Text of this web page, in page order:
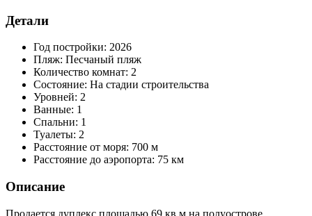
Детали
Год постройки: 2026
Пляж: Песчаный пляж
Количество комнат: 2
Состояние: На стадии строительства
Уровней: 2
Ванные: 1
Спальни: 1
Туалеты: 2
Расстояние от моря: 700 м
Расстояние до аэропорта: 75 км
Описание
Продается дуплекс площадью 69 кв.м на полуострове